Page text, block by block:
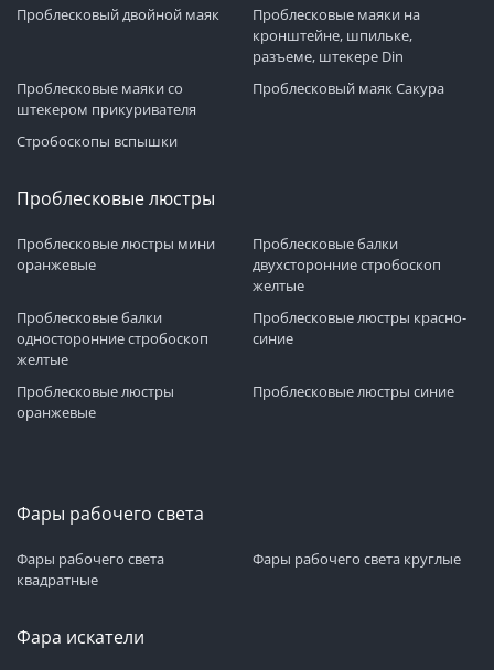
Проблесковый двойной маяк
Проблесковые маяки на
кронштейне, шпильке,
разъеме, штекере Din
Проблесковые маяки со
штекером прикуривателя
Проблесковый маяк Сакура
Стробоскопы вспышки
Проблесковые люстры
Проблесковые люстры мини
оранжевые
Проблесковые балки
двухсторонние стробоскоп
желтые
Проблесковые балки
односторонние стробоскоп
желтые
Проблесковые люстры красно-
синие
Проблесковые люстры
оранжевые
Проблесковые люстры синие
Фары рабочего света
Фары рабочего света
квадратные
Фары рабочего света круглые
Фара искатели